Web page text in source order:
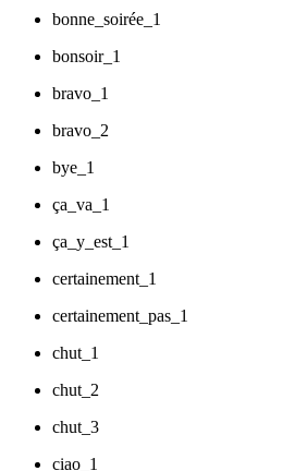
bonne_soirée_1
bonsoir_1
bravo_1
bravo_2
bye_1
ça_va_1
ça_y_est_1
certainement_1
certainement_pas_1
chut_1
chut_2
chut_3
ciao_1